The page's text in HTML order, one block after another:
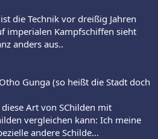
die Technik vor dreißig Jahren
imperialen Kampfschiffen sieht
anders aus..
Gunga (so heißt die Stadt doch
Art von SChilden mit
vergleichen kann: Ich meine
andere Schilde...